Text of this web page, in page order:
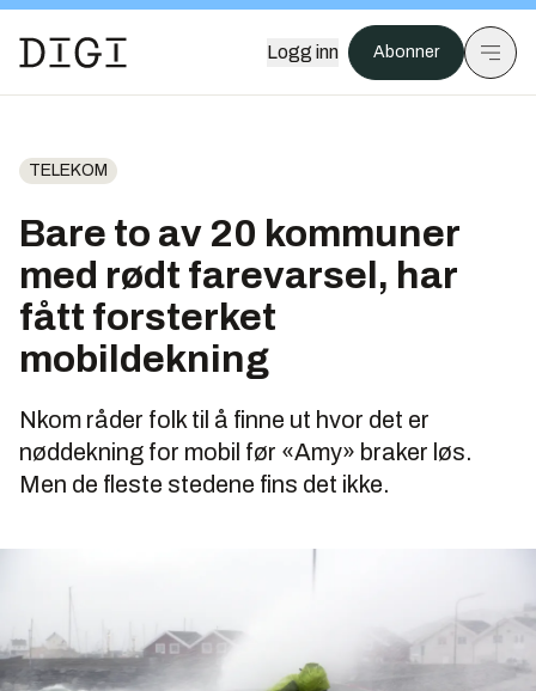
Logg inn Abonner
TELEKOM
Bare to av 20 kommuner
med rødt farevarsel, har
fått forsterket
mobildekning
Nkom råder folk til å finne ut hvor det er
nøddekning for mobil før «Amy» braker løs.
Men de fleste stedene fins det ikke.